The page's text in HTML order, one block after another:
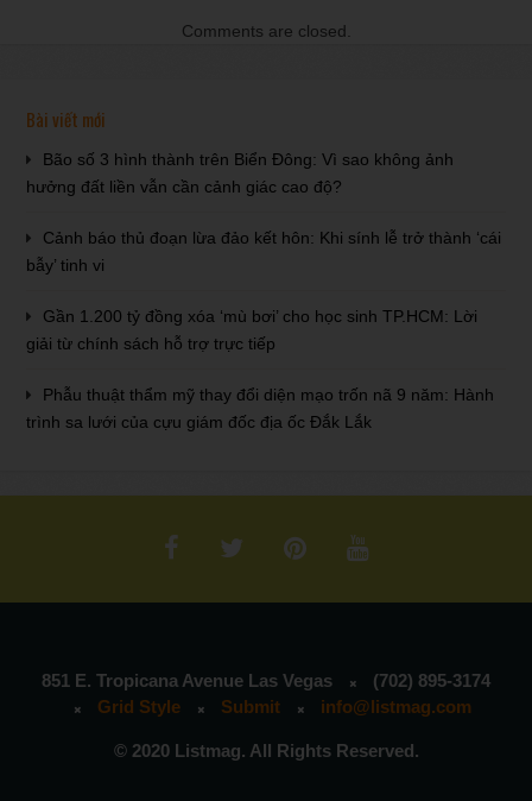
Comments are closed.
Bài viết mới
Bão số 3 hình thành trên Biển Đông: Vì sao không ảnh
hưởng đất liền vẫn cần cảnh giác cao độ?
Cảnh báo thủ đoạn lừa đảo kết hôn: Khi sính lễ trở thành ‘cái
bẫy’ tinh vi
Gần 1.200 tỷ đồng xóa ‘mù bơi’ cho học sinh TP.HCM: Lời
giải từ chính sách hỗ trợ trực tiếp
Phẫu thuật thẩm mỹ thay đổi diện mạo trốn nã 9 năm: Hành
trình sa lưới của cựu giám đốc địa ốc Đắk Lắk
851 E. Tropicana Avenue Las Vegas
(702) 895-3174
Grid Style
Submit info@listmag.com
© 2020 Listmag. All Rights Reserved.